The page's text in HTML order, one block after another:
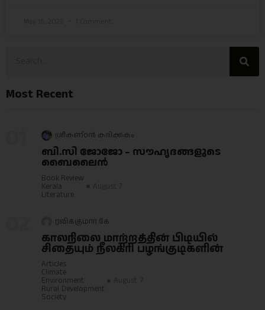
Most Recent
ശ്രീകണ്ഠൻ കരിക്കകം
ബി.സി ജോജോ – സൗഹൃദങ്ങളുടെ
ബൈലൈൻ
Book Review
Kerala
Literature
ரவிக்குமார் கே
காலநிலை மாற்றத்தின் பிடியில்
சிதையும் நீலகிரி பழங்குடிகளின்
Articles
Climate
Environment
Rural Development
Society